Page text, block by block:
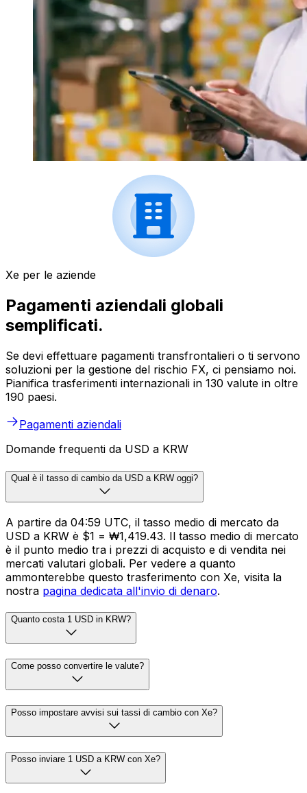
Xe per le aziende
Pagamenti aziendali globali
semplificati.
Se devi effettuare pagamenti transfrontalieri o ti servono
soluzioni per la gestione del rischio FX, ci pensiamo noi.
Pianifica trasferimenti internazionali in 130 valute in oltre
190 paesi.
Pagamenti aziendali
Domande frequenti da USD a KRW
Qual è il tasso di cambio da USD a KRW oggi?
A partire da 04:59 UTC, il tasso medio di mercato da
USD a KRW è $1 = ₩1,419.43. Il tasso medio di mercato
è il punto medio tra i prezzi di acquisto e di vendita nei
mercati valutari globali. Per vedere a quanto
ammonterebbe questo trasferimento con Xe, visita la
nostra pagina dedicata all'invio di denaro.
Quanto costa 1 USD in KRW?
Come posso convertire le valute?
Posso impostare avvisi sui tassi di cambio con Xe?
Posso inviare 1 USD a KRW con Xe?